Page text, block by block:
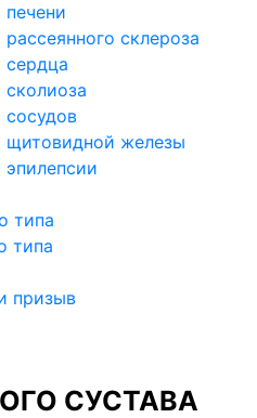
печени
склероза
сердца
сколиоза
сосудов
щитовидной железы
эпилепсии
типа
типа
призыв
СУСТАВА